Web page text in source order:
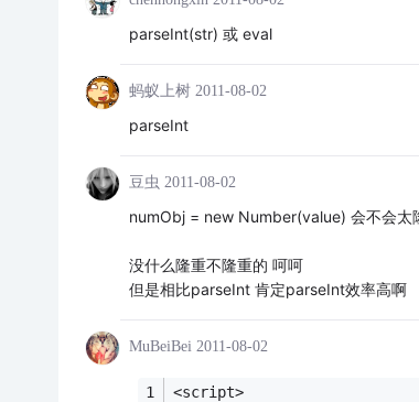
parseInt(str) 或 eval
蚂蚁上树 2011-08-02
parseInt
豆虫 2011-08-02
numObj = new Number(value) 会不会太
没什么隆重不隆重的 呵呵
但是相比parseInt 肯定parseInt效率高啊
MuBeiBei 2011-08-02
<script>